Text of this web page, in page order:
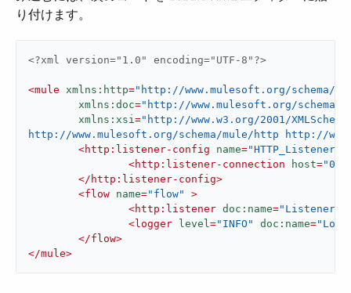
り付けます。
<?xml version="1.0" encoding="UTF-8"?>
<mule xmlns:http="http://www.mulesoft.org/schema/
xmlns:doc="http://www.mulesoft.org/schema/
xmlns:xsi="http://www.w3.org/2001/
http://www.mulesoft.org/schema/mule/http http://
<http:listener-config name=
<http:listener-connection host=
</ http:listener-config>
<flow name="flow"
>
<http:listener doc:name="Listener"
<logger level="INFO" doc:name=
</flow>
</mule>